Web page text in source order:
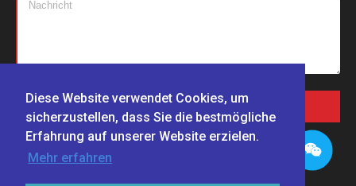
Diese Website verwendet Cookies, um
sicherzustellen, dass Sie die bestmögliche
Erfahrung auf unserer Website erzielen.
Mehr erfahren
NACHRICHTEN SENDEN